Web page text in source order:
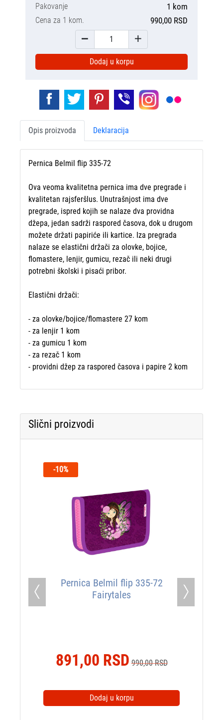
Pakovanje 1 kom
Cena za 1 kom. 990,00 RSD
Dodaj u korpu
Opis proizvoda Deklaracija
Pernica Belmil flip 335-72
Ova veoma kvalitetna pernica ima dve pregrade i
kvalitetan rajsferšlus. Unutrašnjost ima dve
pregrade, ispred kojih se nalaze dva providna
džepa, jedan sadrži raspored časova, dok u drugom
možete držati papiriće ili kartice. Iza pregrada
nalaze se elastični držači za olovke, bojice,
flomastere, lenjir, gumicu, rezač ili neki drugi
potrebni školski i pisaći pribor.
Elastični držači:
- za olovke/bojice/flomastere 27 kom
- za lenjir 1 kom
- za gumicu 1 kom
- za rezač 1 kom
- providni džep za raspored časova i papire 2 kom
Slični proizvodi
Pernica Belmil flip 335-72
Fairytales
891,00 RSD 990,00 RSD
Dodaj u korpu
-10%
Previous Next